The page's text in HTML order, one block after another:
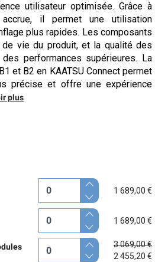
utilisateur optimisée. Grâce à
il permet une utilisation
plus rapides. Les composants
vie du produit, et la qualité des
performances supérieures. La
et B2 en KAATSU Connect permet
précise et offre une expérience
plus
1 689,00 €
1 689,00 €
3 069,00 €
2 455,20 €